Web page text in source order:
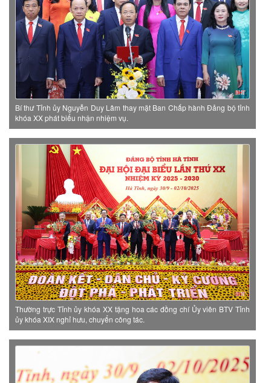
Bí thư Tỉnh ủy Nguyễn Duy Lâm thay mặt Ban Chấp hành Đảng bộ tỉnh
khóa XX phát biểu nhận nhiệm vụ.
Thường trực Tỉnh ủy khóa XX tặng hoa các đồng chí Ủy viên BTV Tỉnh
ủy khóa XIX nghỉ hưu, chuyển công tác.